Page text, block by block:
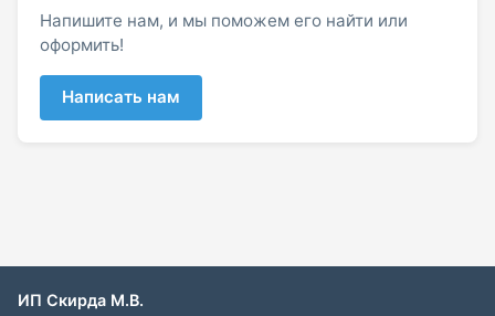
Напишите нам, и мы поможем его найти или
оформить!
Написать нам
ИП Скирда М.В.